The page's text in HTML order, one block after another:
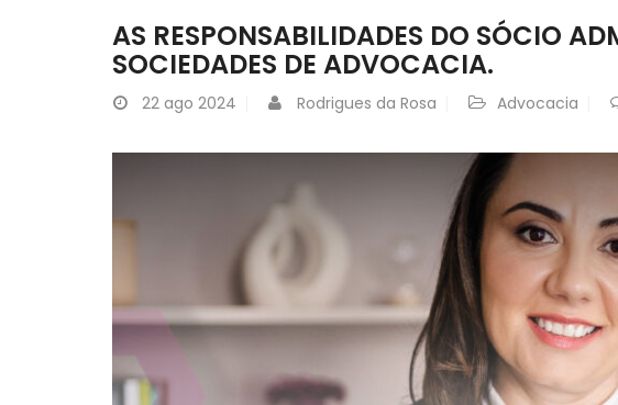
AS RESPONSABILIDADES DO SÓCIO
SOCIEDADES DE ADVOCACIA.
22 ago 2024 Rodrigues da Rosa Advocacia